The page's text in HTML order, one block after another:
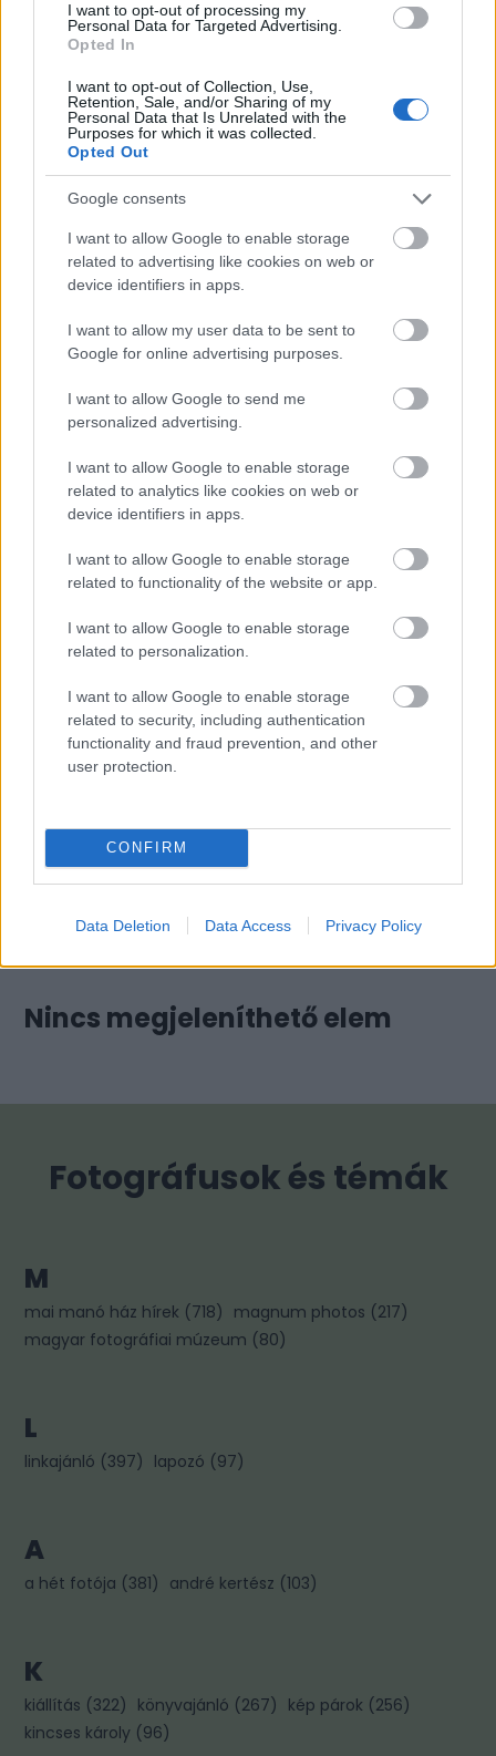
I want to opt-out of processing my
Personal Data for Targeted Advertising.
Opted In
I want to opt-out of Collection, Use,
Retention, Sale, and/or Sharing of my
Personal Data that Is Unrelated with the
Purposes for which it was collected.
Opted Out
Google consents
I want to allow Google to enable storage
related to advertising like cookies on web or
device identifiers in apps.
I want to allow my user data to be sent to
Google for online advertising purposes.
I want to allow Google to send me
personalized advertising.
I want to allow Google to enable storage
related to analytics like cookies on web or
device identifiers in apps.
I want to allow Google to enable storage
related to functionality of the website or app.
I want to allow Google to enable storage
related to personalization.
I want to allow Google to enable storage
related to security, including authentication
functionality and fraud prevention, and other
user protection.
CONFIRM
Data Deletion Data Access Privacy Policy
Mai Manó Ház a
Facebookon
Mai Manó Ház a
YouTubeon
Nincs megjeleníthető elem
Fotográfusok és témák
M
mai manó ház hírek (718) magnum photos (217)
magyar fotográfiai múzeum (80)
L
linkajánló (397) lapozó (97)
A
a hét fotója (381) andré kertész (103)
K
kiállítás (322) könyvajánló (267) kép párok (256)
kincses károly (96)